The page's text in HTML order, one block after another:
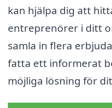
kan hjälpa dig att
entreprenörer i ditt
samla in flera
fatta ett informerat
möjliga lösning för